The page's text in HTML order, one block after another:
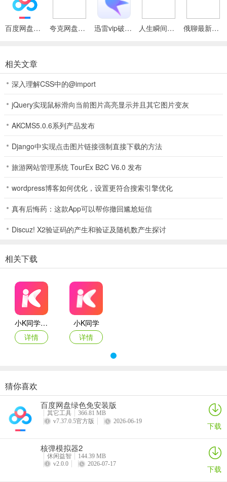
小K同学(智能语音助手)功能
1、语音唤醒：简单说出“小K同学”，就能快速启动软件，无需手动触
2、语音指令：能用自然语言表达操作，如发短信、播放音乐等，小K
同学迅速识别并执行指令。
3、智能对话：可与小K同学自然流畅对话，询问各种问题，如天气、
计算、英文翻译等，随时答疑。
4、应用唤醒：无需手指点击，语音指令就能打开手机里的各种应用，
轻松满足多样需求。
5、内容搜索：通过语音操作搜索收听音乐、故事、广播、新闻等，想
1. 唤醒手机应用：直接说出需求，如听歌、看电影、查资料、打开地
2. 语音指令操作：用自然语言表达，如播放音乐、讲儿童故事、打电
3. 语音识别准确：嘈杂环境或快速语速下，也能精准识别语音，实现
语义理解与智能对话。
4. 自定义功能多样：可自定义文本朗读发音、语音闹钟、新闻闹钟，
还能选择个性音效。
5. 便捷使用方式：下载安装并允许全部权限，完成注册登录，在技能
小K同学向小P同学发送了一个长度为8的01
你是否在寻找一种便捷的方式来发送特定长度的01信息呢？小K同学
这款智能语音服务应用就能帮到你！它支持语音唤起、语音指令、语
音识别、语义理解和智能对话等功能。你可以轻松地通过语音操作来
完成各种任务，比如搜索并收听音乐、故事、广播、新闻等内容，还
百度网盘绿色免安装Pc电脑版 夸克网盘官方正式版 迅雷vip破解版永久会员2024版 人生瞬间最新手机版 俄聊最新手机版
相关文章
深入理解CSS中的@import
jQuery实现鼠标滑向当前图片高亮显示并且其它图片变灰
AKCMS5.0.6系列产品发布
Django中实现点击图片链接强制直接下载的方法
旅游网站管理系统 TourEx B2C V6.0 发布
wordpress博客如何优化，设置更符合搜索引擎优化
真有后悔药：这款App可以帮你撤回尴尬短信
Discuz! X2验证码的产生和验证及随机数产生探讨
相关下载
小K同学app
详情
小K同学
详情
猜你喜欢
百度网盘绿色免安装版
其它工具
366.81 MB
v7.37.0.5官方版
2026-06-19 下载
核弹模拟器2
休闲益智
144.39 MB
v2.0.0
2026-07-17 下载